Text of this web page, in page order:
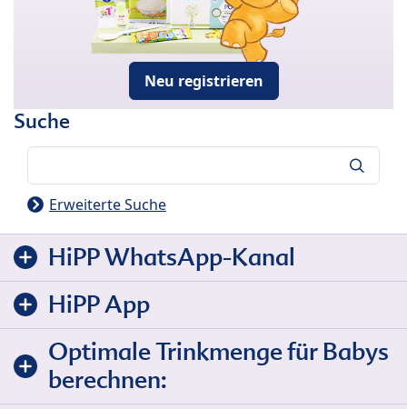
Neu registrieren
Suche
Erweiterte Suche
HiPP WhatsApp-Kanal
HiPP App
Optimale Trinkmenge für Babys
berechnen: